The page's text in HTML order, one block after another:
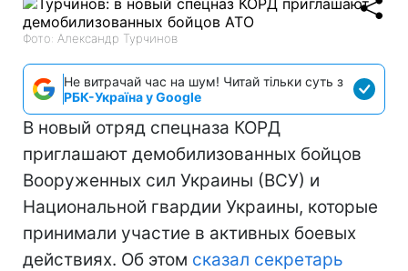
Фото: Александр Турчинов
Не витрачай час на шум! Читай тільки суть з
РБК-Україна у Google
В новый отряд спецназа КОРД
приглашают демобилизованных бойцов
Вооруженных сил Украины (ВСУ) и
Национальной гвардии Украины, которые
принимали участие в активных боевых
действиях. Об этом сказал секретарь